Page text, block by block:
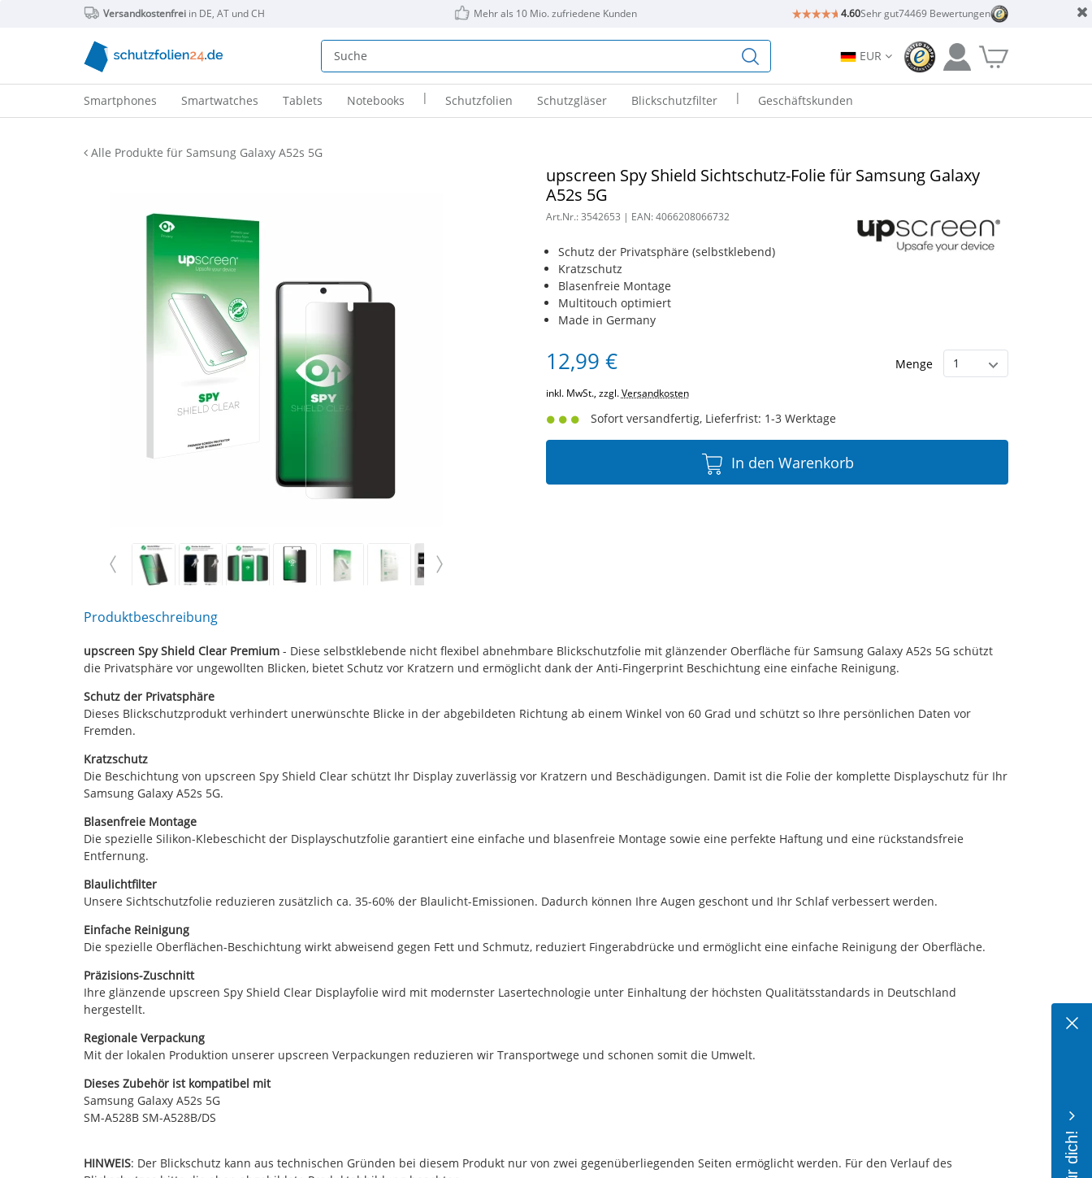
Versandkostenfreiin DE, AT und CH Mehr als 10 Mio. zufriedene Kunden 4.60Sehr gut74469 Bewertungen
EUR
Smartphones Smartwatches Tablets Notebooks | Schutzfolien Schutzgläser Blickschutzfilter | Geschäftskunden
Alle Produkte für Samsung Galaxy A52s 5G
upscreen Spy Shield Sichtschutz-Folie für Samsung Galaxy
A52s 5G
Art.Nr.:3542653 | EAN:4066208066732
Schutz der Privatsphäre (selbstklebend)
Kratzschutz
Blasenfreie Montage
Multitouch optimiert
Made in Germany
12,99 € Menge
inkl. MwSt., zzgl.Versandkosten
Sofort versandfertig, Lieferfrist: 1-3 Werktage
In den Warenkorb
Produktbeschreibung
upscreen Spy Shield Clear Premium- Diese selbstklebende nicht flexibel abnehmbare Blickschutzfolie mit glänzender Oberfläche für Samsung Galaxy A52s 5G schützt
die Privatsphäre vor ungewollten Blicken, bietet Schutz vor Kratzern und ermöglicht dank der Anti-Fingerprint Beschichtung eine einfache Reinigung.
Schutz der Privatsphäre
Dieses Blickschutzprodukt verhindert unerwünschte Blicke in der abgebildeten Richtung ab einem Winkel von 60 Grad und schützt so Ihre persönlichen Daten vor
Fremden.
Kratzschutz
Die Beschichtung von upscreen Spy Shield Clear schützt Ihr Display zuverlässig vor Kratzern und Beschädigungen. Damit ist die Folie der komplette Displayschutz für Ihr
Samsung Galaxy A52s 5G.
Blasenfreie Montage
Die spezielle Silikon-Klebeschicht der Displayschutzfolie garantiert eine einfache und blasenfreie Montage sowie eine perfekte Haftung und eine rückstandsfreie
Entfernung.
Blaulichtfilter
Unsere Sichtschutzfolie reduzieren zusätzlich ca. 35-60% der Blaulicht-Emissionen. Dadurch können Ihre Augen geschont und Ihr Schlaf verbessert werden.
Einfache Reinigung
Die spezielle Oberflächen-Beschichtung wirkt abweisend gegen Fett und Schmutz, reduziert Fingerabdrücke und ermöglicht eine einfache Reinigung der Oberfläche.
Präzisions-Zuschnitt
Ihre glänzende upscreen Spy Shield Clear Displayfolie wird mit modernster Lasertechnologie unter Einhaltung der höchsten Qualitätsstandards in Deutschland
hergestellt.
Regionale Verpackung
Mit der lokalen Produktion unserer upscreen Verpackungen reduzieren wir Transportwege und schonen somit die Umwelt.
Dieses Zubehör ist kompatibel mit
Samsung Galaxy A52s 5G
SM-A528B SM-A528B/DS
HINWEIS: Der Blickschutz kann aus technischen Gründen bei diesem Produkt nur von zwei gegenüberliegenden Seiten ermöglicht werden. Für den Verlauf des